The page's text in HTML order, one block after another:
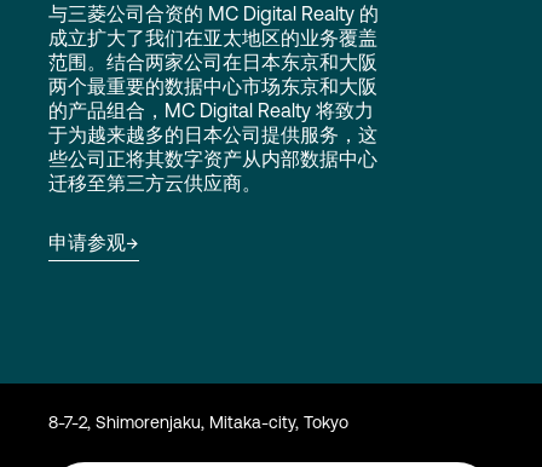
关于
Language
登录
与三菱公司合资的 MC Digital Realty 的
成立扩大了我们在亚太地区的业务覆盖
范围。结合两家公司在日本东京和大阪
两个最重要的数据中心市场东京和大阪
的产品组合，MC Digital Realty 将致力
于为越来越多的日本公司提供服务，这
些公司正将其数字资产从内部数据中心
迁移至第三方云供应商。
申请参观
8-7-2, Shimorenjaku, Mitaka-city, Tokyo